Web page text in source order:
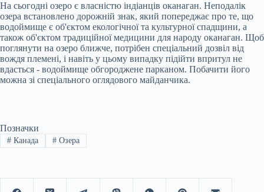
На сьогодні озеро є власністю індіанців оканаган. Неподалік
озера встановлено дорожній знак, який попереджає про те, що
водоймище є об'єктом екологічної та культурної спадщини, а
також об'єктом традиційної медицини для народу оканаган. Щоб
поглянути на озеро ближче, потрібен спеціальний дозвіл від
вождя племені, і навіть у цьому випадку підійти впритул не
вдасться - водоймище обгороджене парканом. Побачити його
можна зі спеціального оглядового майданчика.
Позначки
#Канада #Озера